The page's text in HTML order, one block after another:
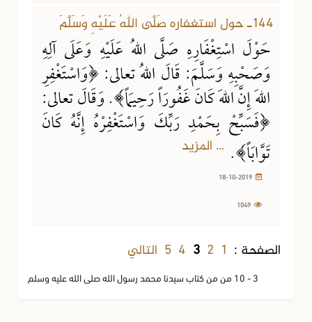
144ـ حول استغفاره صَلَّى اللهُ عَلَيْهِ وَسَلَّمَ
حَوْلَ اسْتِغْفَارِهِ صَلَّى اللهُ عَلَيْهِ وَعَلَى آلِهِ
وَصَحْبِهِ وَسَلَّمَ: قَالَ اللهُ تعالى: ﴿وَاسْتَغْفِرِ
اللهَ إِنَّ اللهَ كَانَ غَفُورَاً رَحِيمَاً﴾. وَقَالَ تعالى:
﴿فَسَبِّحْ بِحَمْدِ رَبِّكَ وَاسْتَغْفِرْهُ إِنَّهُ كَانَ
تَوَّابَاً﴾. ... المزيد
الصفحة : 1
2
3
4
5 التالي
3 - 10 من من كتاب سيدنا محمد رسول الله صلى الله عليه وسلم